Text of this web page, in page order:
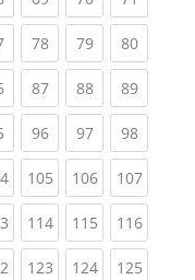
(current)
78(current)
79(current)
80
(current)
87(current)
88(current)
89
(current)
96(current)
97(current)
98
(current)
105(current)
106(current)
107
(current)
114(current)
115(current)
116
(current)
123(current)
124(current)
125